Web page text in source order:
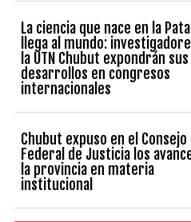
La ciencia que nace en la
llega al mundo:
la UTN Chubut expondrán sus
desarrollos en congresos
internacionales
Chubut expuso en el Consejo
Federal de Justicia los
la provincia en materia
institucional